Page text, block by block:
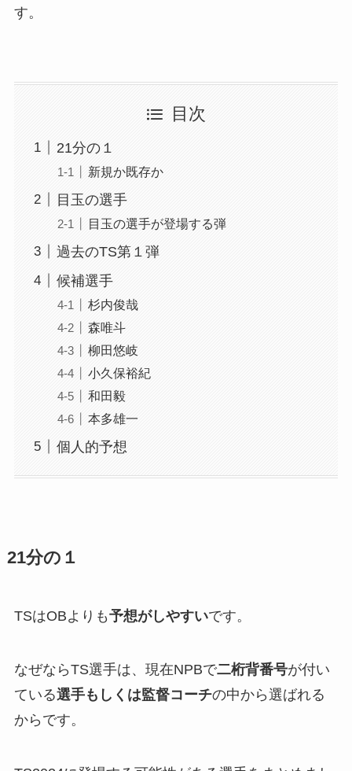
す。
目次
21分の１
新規か既存か
目玉の選手
目玉の選手が登場する弾
過去のTS第１弾
候補選手
杉内俊哉
森唯斗
柳田悠岐
小久保裕紀
和田毅
本多雄一
個人的予想
21分の１
TSはOBよりも予想がしやすいです。
なぜならTS選手は、現在NPBで二桁背番号が付い
ている選手もしくは監督コーチの中から選ばれる
からです。